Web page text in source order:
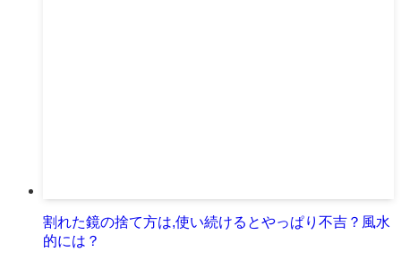
割れた鏡の捨て方は,使い続けるとやっぱり不吉？風水
的には？